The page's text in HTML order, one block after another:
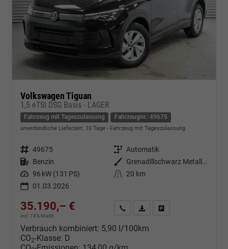
Volkswagen Tiguan
1,5 eTSI DSG Basis - LAGER
Fahrzeug mit Tageszulassung Fahrzeugnr.: 49675
unverbindliche Lieferzeit: 10 Tage Fahrzeug mit Tageszulassung
Fahrzeugnr. 49675 Getriebe Automatik
Kraftstoff Benzin Außenfarbe
Grenadillschwarz Metallic (0E)
Leistung 96 kW (131 PS) Kilometerstand
20 km
01.03.2026
35.190,– €
incl. 19% MwSt.
Kontakt & Angebot anfordern
PDF-Datei, Fahrzeugexposé
Verbrauch kombiniert: 5,90 l/100km
CO2-Klasse: D